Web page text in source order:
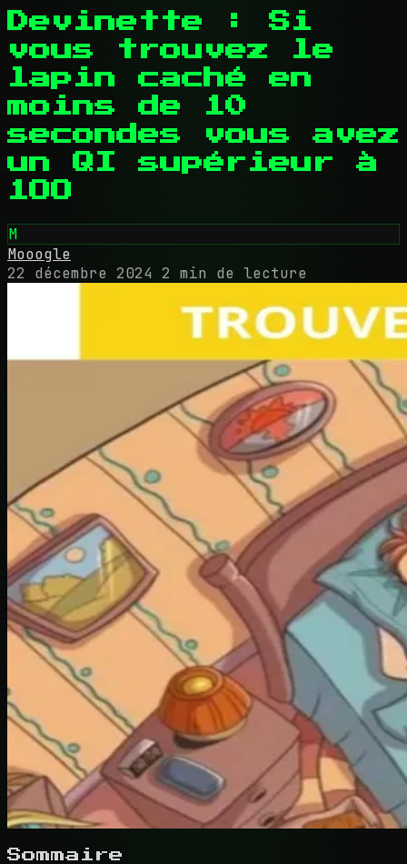
Devinette : Si
vous trouvez le
lapin caché en
moins de 10
secondes vous avez
un QI supérieur à
1OO
M
Mooogle
22 décembre 2024 2 min de lecture
Sommaire